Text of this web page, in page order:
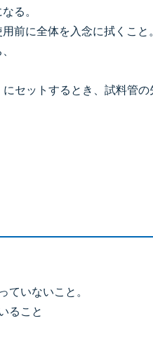
る。
前に全体を入念に拭くこと。
セットするとき、試料管
いないこと。
ること